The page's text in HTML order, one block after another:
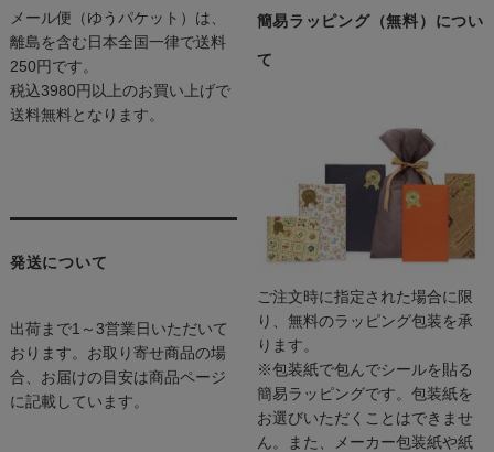
メール便（ゆうパケット）は、
離島を含む日本全国一律で送料
250円です。
税込3980円以上のお買い上げで
送料無料となります。
発送について
出荷まで1～3営業日いただいて
おります。お取り寄せ商品の場
合、お届けの目安は商品ページ
に記載しています。
簡易ラッピング（無料）につい
て
ご注文時に指定された場合に限
り、無料のラッピング包装を承
ります。
※包装紙で包んでシールを貼る
簡易ラッピングです。包装紙を
お選びいただくことはできませ
ん。また、メーカー包装紙や紙